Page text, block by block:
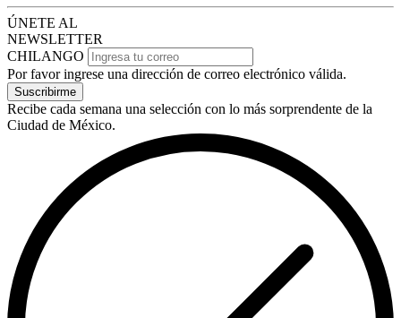
ÚNETE AL
NEWSLETTER
CHILANGO
Por favor ingrese una dirección de correo electrónico válida.
Suscribirme
Recibe cada semana una selección con lo más sorprendente de la
Ciudad de México.